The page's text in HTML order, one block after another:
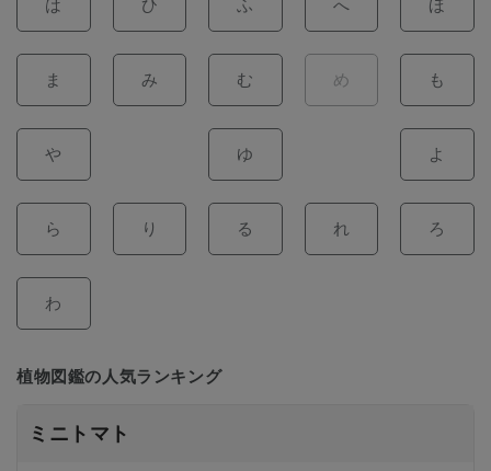
は ひ ふ へ ほ
ま み む め も
や ゆ よ
ら り る れ ろ
わ
植物図鑑の人気ランキング
ミニトマト